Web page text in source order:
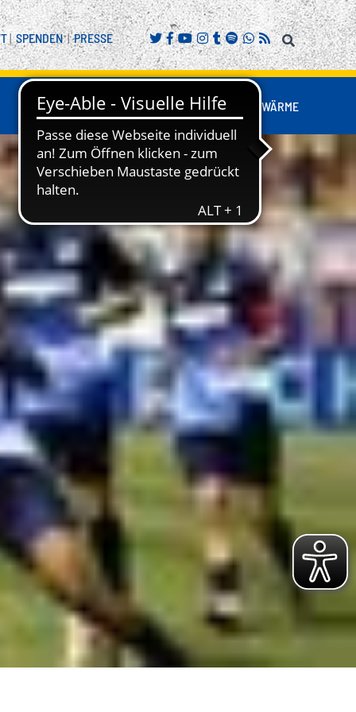
|SPENDEN|PRESSE
VIELFÄLTIGE
FC LOK LEIPZIG
FANS BUSINESS NESTWÄRME